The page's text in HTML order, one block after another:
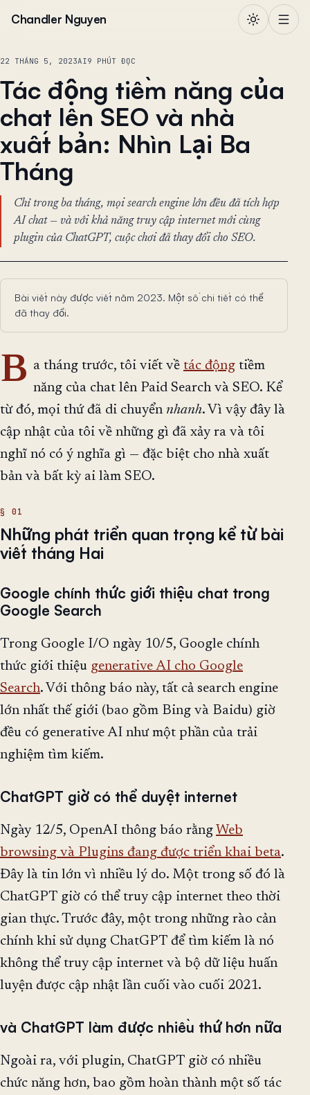
Chandler Nguyen
22 THÁNG 5, 2023AI9 PHÚT ĐỌC
Tác động tiềm năng của
chat lên SEO và nhà
xuất bản: Nhìn Lại Ba
Tháng
Chỉ trong ba tháng, mọi search engine lớn đều đã tích hợp
AI chat — và với khả năng truy cập internet mới cùng
plugin của ChatGPT, cuộc chơi đã thay đổi cho SEO.
Bài viết này được viết năm 2023. Một số chi tiết có thể
đã thay đổi.
B a tháng trước, tôi viết về tác động tiềm
năng của chat lên Paid Search và SEO. Kể
từ đó, mọi thứ đã di chuyển nhanh. Vì vậy đây là
cập nhật của tôi về những gì đã xảy ra và tôi
nghĩ nó có ý nghĩa gì — đặc biệt cho nhà xuất
bản và bất kỳ ai làm SEO.
Những phát triển quan trọng kể từ bài
viết tháng Hai
Google chính thức giới thiệu chat trong
Google Search
Trong Google I/O ngày 10/5, Google chính
thức giới thiệu generative AI cho Google
Search. Với thông báo này, tất cả search engine
lớn nhất thế giới (bao gồm Bing và Baidu) giờ
đều có generative AI như một phần của trải
nghiệm tìm kiếm.
ChatGPT giờ có thể duyệt internet
Ngày 12/5, OpenAI thông báo rằng Web
browsing và Plugins đang được triển khai beta.
Đây là tin lớn vì nhiều lý do. Một trong số đó là
ChatGPT giờ có thể truy cập internet theo thời
gian thực. Trước đây, một trong những rào cản
chính khi sử dụng ChatGPT để tìm kiếm là nó
không thể truy cập internet và bộ dữ liệu huấn
luyện được cập nhật lần cuối vào cuối 2021.
và ChatGPT làm được nhiều thứ hơn nữa
Ngoài ra, với plugin, ChatGPT giờ có nhiều
chức năng hơn, bao gồm hoàn thành một số tác